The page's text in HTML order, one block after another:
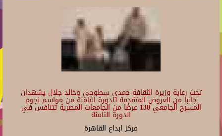
تحت رعاية وزيرة الثقافة حمدي سطوحي وخالد جلال يشهدان
جانبا من العروض المتقدمة للدورة الثامنة من مواسم نجوم
المسرح الجامعي 130 عرضًا من الجامعات المصرية تتنافس في
الدورة الثامنة
مركز ابداع القاهرة